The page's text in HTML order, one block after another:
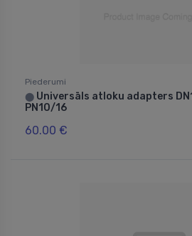
Piederumi
⬤ Universāls atloku adapters
PN10/16
60.00 €